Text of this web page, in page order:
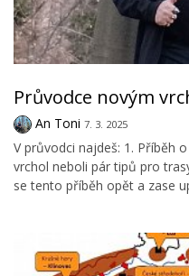
Průvodce novým
An Toni 7. 3. 2025
V průvodci najdeš: 1. Příběh
vrchol neboli pár tipů pro
se tento příběh opět a zase